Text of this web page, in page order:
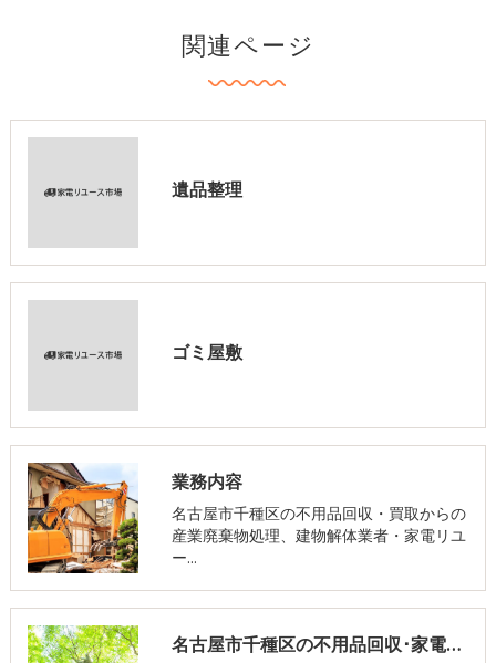
関連ページ
遺品整理
ゴミ屋敷
業務内容
名古屋市千種区の不用品回収・買取からの
産業廃棄物処理、建物解体業者・家電リユ
ー…
名古屋市千種区の不用品回収･家電リユース市場の評判